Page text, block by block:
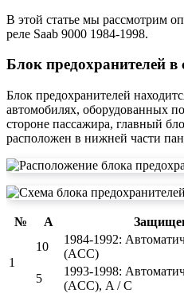
В этой статье мы рассмотрим
реле Saab 9000 1984-1998.
Блок предохранителей в
Блок предохранителей
автомобилях, оборудованных
стороне пассажира, главный
расположен в нижней части
№ А
1
10
1984-1992:
(ACC)
5
1993-1998:
(ACC), A / C